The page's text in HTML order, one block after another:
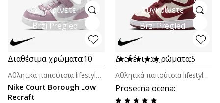
Συγκρίνετε
Brzi Pregled
Διαθέσιμα χρώματα:10
Nike Court Borough Low
Recraft
Αθλητικά παπούτσια lifestyle για βρέφη
Συγκρίνετε
Brzi Pregled
Διαθέσιμα χρώματα:5
Prosecna ocena:
Αθλητικά παπούτσια lifestyle για βρέφη